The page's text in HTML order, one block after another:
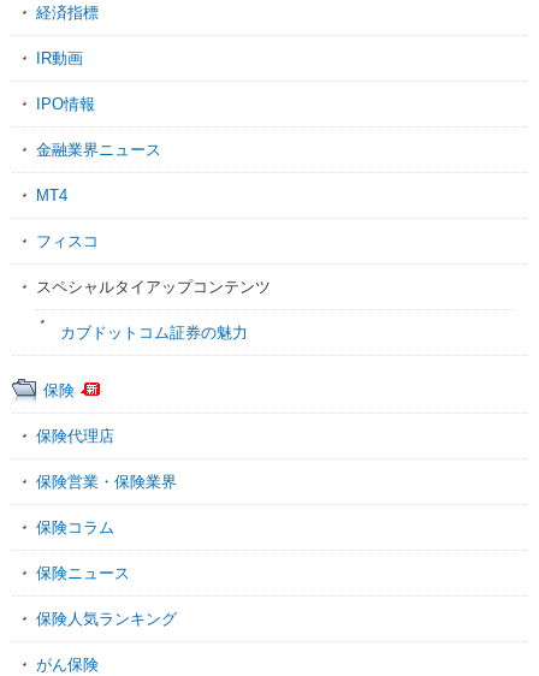
経済指標
IR動画
IPO情報
金融業界ニュース
MT4
フィスコ
スペシャルタイアップコンテンツ
カブドットコム証券の魅力
保険
保険代理店
保険営業・保険業界
保険コラム
保険ニュース
保険人気ランキング
がん保険